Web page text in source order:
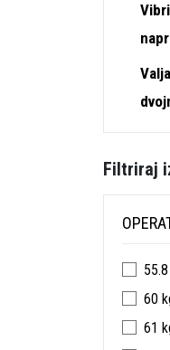
Filtriraj
60
61